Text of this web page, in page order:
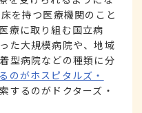
を持つ医療機関のこと
療に取り組む国立病
た大規模病院や、地域
型病院などの種類に分
のがホスピタルズ・
するのがドクターズ・